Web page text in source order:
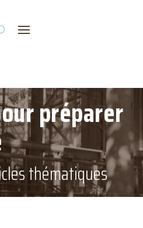
préparer
thématiques